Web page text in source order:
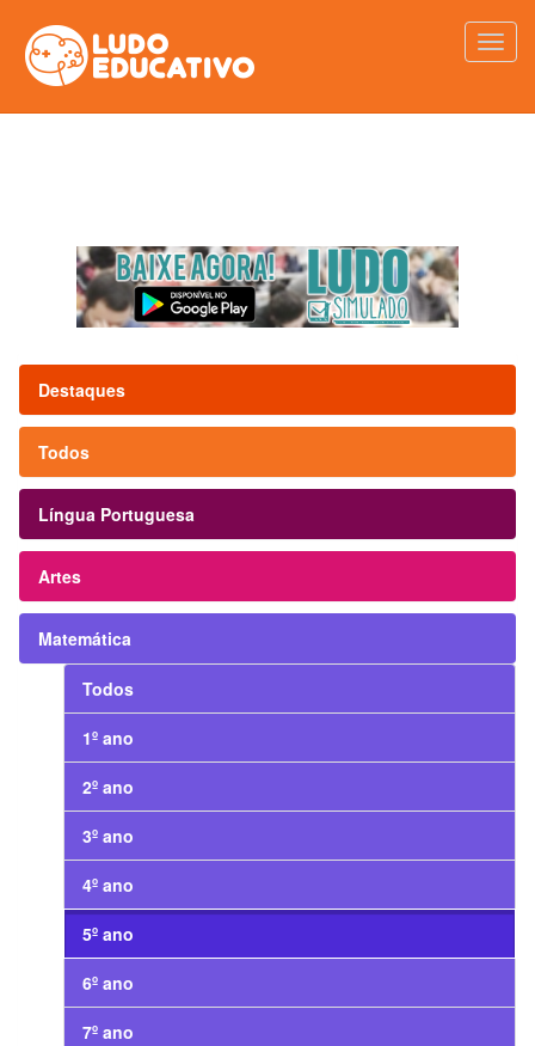
Destaques
Todos
Língua Portuguesa
Artes
Matemática
Todos
1º ano
2º ano
3º ano
4º ano
5º ano
6º ano
7º ano